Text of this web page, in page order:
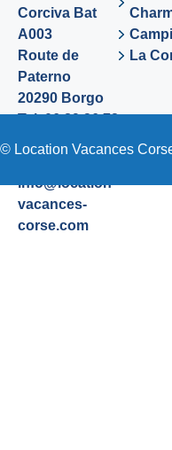
Corciva Bat
A003
Route de
Paterno
20290 Borgo
Tel. 06 89 36 72
info@location-
vacances-
corse.com
La
© Location Vacances